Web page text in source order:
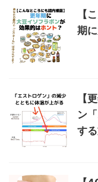
【
期
【
ン
す